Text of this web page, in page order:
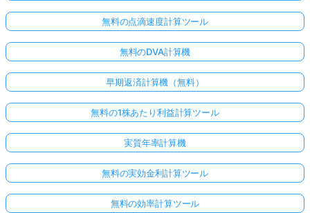
らか
らロ
ン！
無料の点滴速度計算ツール
無料のDVA計算機
早期返済計算機（無料）
無料の1株あたり利益計算ツール
実質年率計算機
無料の実効金利計算ツール
無料の効率計算ツール